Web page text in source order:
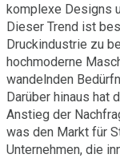
komplexe Designs
Dieser Trend ist
Druckindustrie zu
hochmoderne
wandelnden
Darüber hinaus hat
Anstieg der
was den Markt für
Unternehmen, die